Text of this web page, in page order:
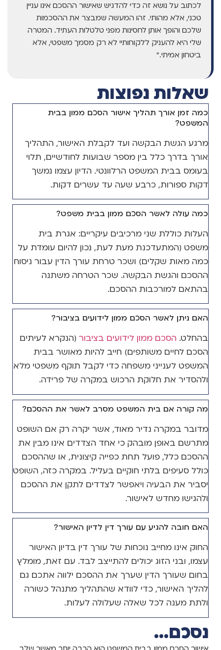
לכתוב על נושא זה כדי להדגיש שאישור ההסכם אינו עניין
טכני, אלא מהותי. זהו המעשה שמבצר את ההסכמות
שלכם והופך אותן לחסינות מפני טלטלות העתיד. המטרה
שלי היא להעניק ללקוחותיי לא רק מסמך משפטי, אלא
ביטחון אמיתי."
שאלות נפוצות
כמה זמן אורך תהליך אישור הסכם ממון בבית
המשפט?
מרגע הגשת הבקשה ועד לקבלת האישור, התהליך
אורך בדרך כלל בין מספר שבועות לחודשיים, תלוי
בעומס בבית המשפט הרלוונטי. הדיון עצמו נמשך
דקות ספורות, כרבע שעה עד עשרים דקות.
כמה עולה לאשר הסכם ממון בבית משפט?
העלות כוללת שני מרכיבים עיקריים: אגרת בית
משפט (המתעדכנת מעת לעת, נכון להיום עומדת על
כמה מאות שקלים) ושכר טרחת עורך הדין עבור ניסוח
ההסכם והגשת הבקשה. שכר הטרחה משתנה
בהתאם למורכבות ההסכם.
האם ניתן לאשר הסכם ממון לידועים בציבור?
בהחלט. הסכם ממון לידועים בציבור (הנקרא לעיתים
הסכם לחיים משותפים) חייב להיות מאושר בבית
המשפט לענייני משפחה כדי לקבל תוקף משפטי מלא
ולהסדיר את חלוקת הרכוש במקרה של פרידה.
מה קורה אם בית המשפט מסרב לאשר את ההסכם?
מדובר במקרה נדיר מאוד, אשר יקרה רק אם השופט
מתרשם באופן מובהק כי אחד הצדדים אינו מבין את
ההסכם כלל, פועל תחת כפייה קיצונית, או שההסכם
כולל סעיפים בלתי חוקיים בעליל. במקרה כזה, השופט
יסביר את הבעיה ויאפשר לצדדים לתקן את ההסכם
ולהגישו מחדש לאישור.
האם חובה להגיע עם עורך דין לדיון האישור?
החוק אינו מחייב נוכחות של עורך דין בדיון האישור
עצמו, ובני הזוג יכולים להתייצב לבד. עם זאת, מומלץ
בחום שעורך הדין שערך את ההסכם ילווה אתכם גם
להליך האישור, כדי לוודא שהתהליך מתנהל כשורה
ולתת מענה לכל שאלה שעלולה לעלות.
נסכם...